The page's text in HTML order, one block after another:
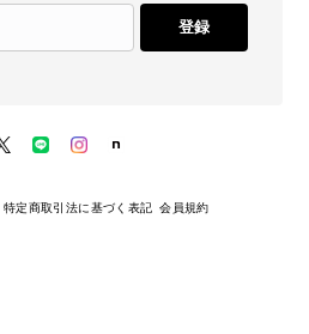
登録
特定商取引法に基づく表記 会員規約